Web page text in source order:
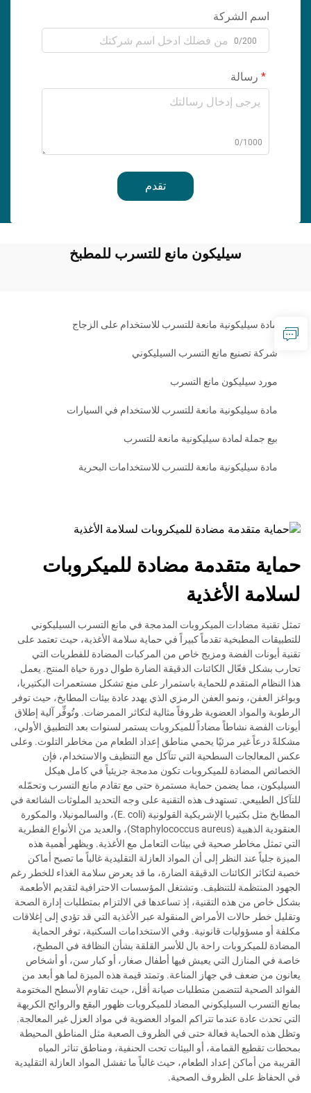
اسم الشركة
0/200
رسالة
0/1000
تقدم
سيليكون مانع للتسرب للمطبخ
مادة سيليكونية مانعة للتسرب للاستخدام على الزجاج
شركة تصنيع مانع التسرب السيليكوني
مورد سيليكون مانع التسرب
مادة سيليكونية مانعة للتسرب للاستخدام في السيارات
بيع جملة لمادة سيليكونية مانعة للتسرب
مادة سيليكونية مانعة للتسرب للاستخدامات البحرية
حماية متقدمة مضادة للميكروبات
لسلامة الأغذية
تمثل تقنية مضادات الميكروبات المدمجة في مانع التسرب السيليكوني
للتطبيقات المطبخية تقدماً كبيراً في حماية سلامة الأغذية، حيث تعتمد على
تقنية أيونات الفضة ومزيج خاص من المركبات المضادة للفطريات التي
تحارب بشكل فعّال الكائنات الدقيقة الضارة طوال دورة حياة المنتج. يعمل
هذا النظام المتقدم للحماية باستمرار على منع تشكل مستعمرات البكتيريا،
وبواغز العفن، ونمو العفن الرمزي الذي يهدد عادة بيئات المطابخ، حيث توفر
الرطوبة والمواد العضوية ظروفاً مثالية لتكاثر الممرضات. وتُوفِّر آلية إطلاق
أيونات الفضة نشاطاً مضاداً للميكروبات يستمر لسنوات بعد التطبيق الأولي،
مشكلةً درعاً غير مرئيًا يحمي مناطق إعداد الطعام من مخاطر التلوث. وعلى
عكس المعالجات السطحية التي تتآكل مع التنظيف والاستخدام، فإن
الخصائص المضادة للميكروبات تكون مدمجة جزيئياً في كامل هيكل
السيليكون، مما يضمن حماية مستمرة حتى مع تقادم مانع التسرب وتحمّله
للتآكل الطبيعي. تستهدف هذه التقنية على وجه التحديد الملوثات الشائعة في
المطابخ مثل بكتيريا الإشريكية القولونية (E. coli)، والسالمونيلا، والمكورة
العنقودية الذهبية (Staphylococcus aureus)، والعديد من الأنواع الفطرية
التي تمثل مخاطر صحية في بيئات التعامل مع الأغذية. ويظهر أهمية هذه
الميزة جلياً عند النظر إلى أن المواد العازلة التقليدية غالباً ما تصبح أماكن
خصبة لتكاثر الكائنات الدقيقة الضارة، ما قد يعرض سلامة الغذاء للخطر رغم
الجهود المنتظمة للتنظيف. وتشتغل المؤسسات الاحترافية لتقديم الأطعمة
بشكل خاص من هذه التقنية، إذ تساعدها في الالتزام بمتطلبات إدارة الصحة
وتقليل خطر حالات الأمراض المنقولة عبر الأغذية التي قد تؤدي إلى إغلاقات
مكلفة أو مسؤوليات قانونية. وفي الاستخدامات السكنية، توفر الحماية
المضادة للميكروبات راحة بال للأسر القلقة بشأن النظافة في المطبخ،
خاصة في المنازل التي يعيش فيها أطفال صغار، أو كبار سن، أو أشخاص
يعانون من ضعف في جهاز المناعة. وتمتد قيمة هذه الميزة لما هو أبعد من
الفوائد الصحية لتتضمن متطلبات صيانة أقل، حيث تقاوم الأسطح المختومة
بمانع التسرب السيليكوني المضاد للميكروبات ظهور البقع والروائح الكريهة
التي تحدث عادة عندما تتراكم المواد العضوية في مواد العزل غير المعالجة.
وتظل هذه الحماية فعالة حتى في الظروف الصعبة مثل المناطق المحيطة
بمحطات تقطيع القمامة، أو البيئات تحت الحنفية، ومناطق تناثر المياه
القريبة من أماكن إعداد الطعام، حيث غالباً ما تفشل المواد العازلة التقليدية
في الحفاظ على الظروف الصحية.